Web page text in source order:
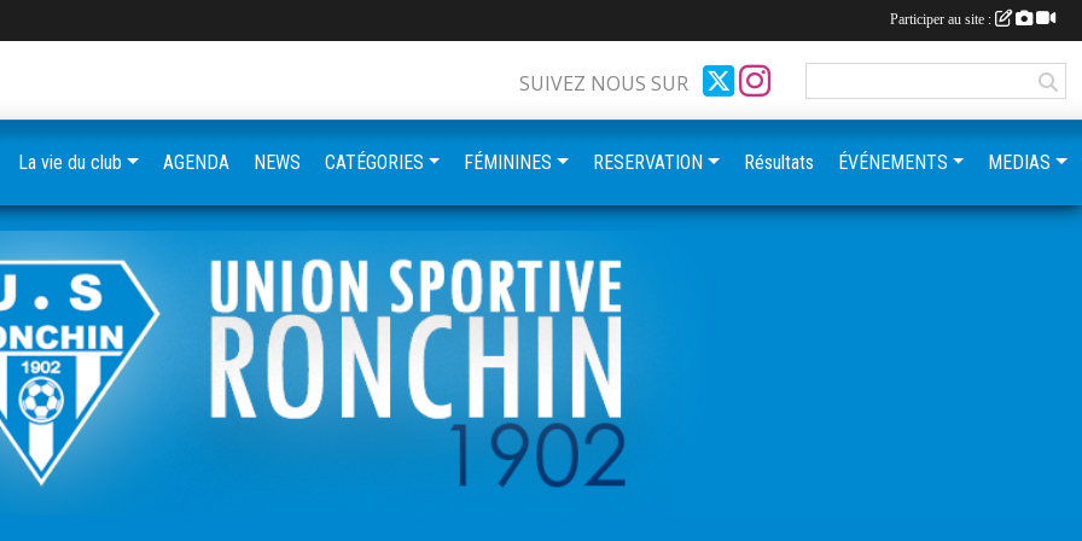
SUIVEZ NOUS SUR
La vie du club AGENDA NEWS CATÉGORIES FÉMININES RESERVATION Résultats ÉVÉNEMENTS MEDIAS
Participer au site :